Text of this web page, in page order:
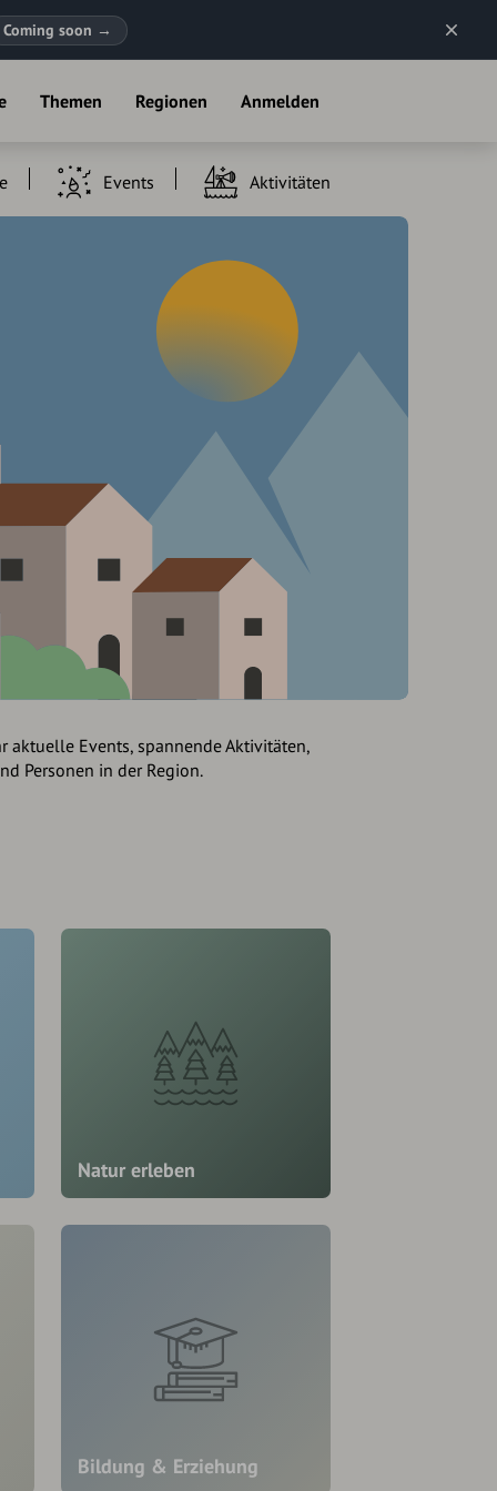
Coming soon →
Themen Regionen Anmelden
Events Aktivitäten
aktuelle Events, spannende Aktivitäten,
Personen in der Region.
Natur erleben
Bildung & Erziehung